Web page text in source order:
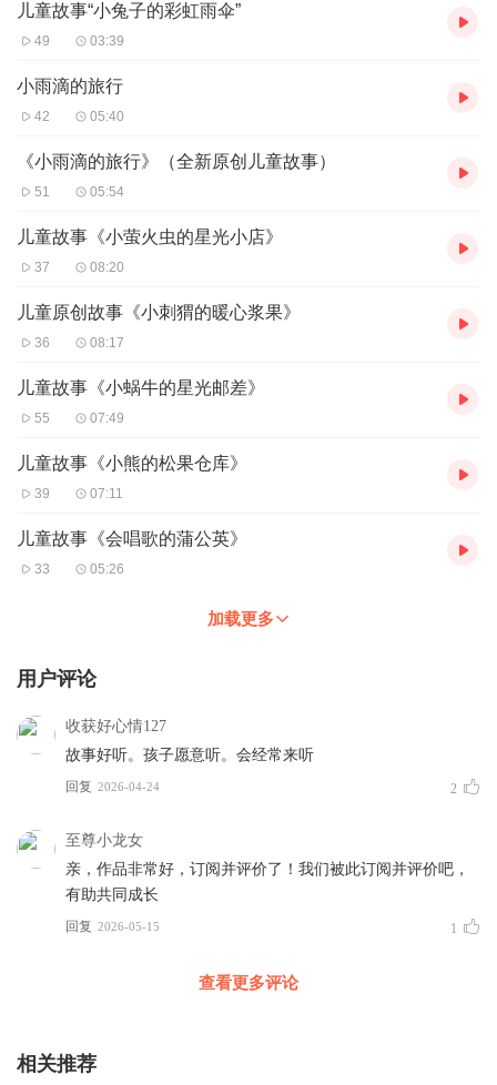
儿童故事“小兔子的彩虹雨伞”
49 03:39
小雨滴的旅行
42 05:40
《小雨滴的旅行》（全新原创儿童故事）
51 05:54
儿童故事《小萤火虫的星光小店》
37 08:20
儿童原创故事《小刺猬的暖心浆果》
36 08:17
儿童故事《小蜗牛的星光邮差》
55 07:49
儿童故事《小熊的松果仓库》
39 07:11
儿童故事《会唱歌的蒲公英》
33 05:26
加载更多
用户评论
收获好心情127
故事好听。孩子愿意听。会经常来听
回复 2026-04-24 2
至尊小龙女
亲，作品非常好，订阅并评价了！我们被此订阅并评价吧，
有助共同成长
回复 2026-05-15 1
查看更多评论
相关推荐